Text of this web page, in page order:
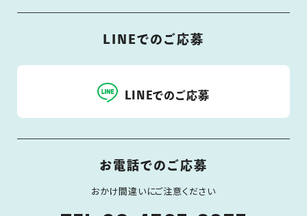
LINEでのご応募
LINEでのご応募
お電話でのご応募
おかけ間違いにご注意ください